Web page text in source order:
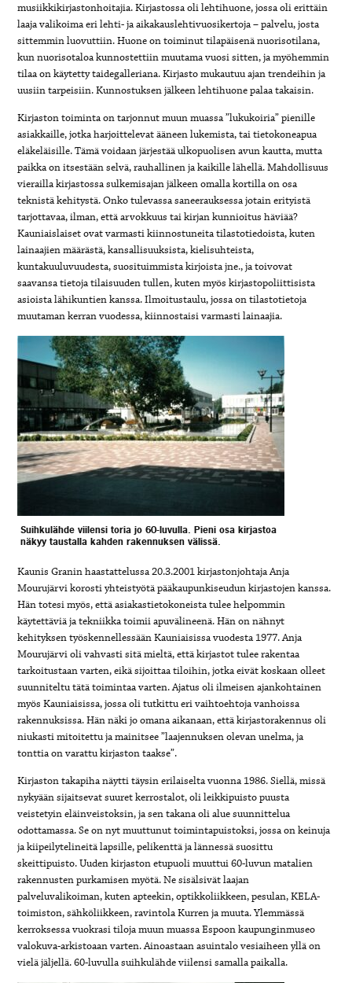
musiikkikirjastonhoitajia. Kirjastossa oli lehtihuone, jossa oli erittäin
laaja valikoima eri lehti- ja aikakauslehtivuosikertoja – palvelu, josta
sittemmin luovuttiin. Huone on toiminut tilapäisenä nuorisotilana,
kun nuorisotaloa kunnostettiin muutama vuosi sitten, ja myöhemmin
tilaa on käytetty taidegalleriana. Kirjasto mukautuu ajan trendeihin ja
uusiin tarpeisiin. Kunnostuksen jälkeen lehtihuone palaa takaisin.
Kirjaston toiminta on tarjonnut muun muassa ”lukukoiria” pienille
asiakkaille, jotka harjoittelevat ääneen lukemista, tai tietokoneapua
eläkeläisille. Tämä voidaan järjestää ulkopuolisen avun kautta, mutta
paikka on itsestään selvä, rauhallinen ja kaikille lähellä. Mahdollisuus
vierailla kirjastossa sulkemisajan jälkeen omalla kortilla on osa
teknistä kehitystä. Onko tulevassa saneerauksessa jotain erityistä
tarjottavaa, ilman, että arvokkuus tai kirjan kunnioitus häviää?
Kauniaislaiset ovat varmasti kiinnostuneita tilastotiedoista, kuten
lainaajien määrästä, kansallisuuksista, kielisuhteista,
kuntakuuluvuudesta, suosituimmista kirjoista jne., ja toivovat
saavansa tietoja tilaisuuden tullen, kuten myös kirjastopoliittisista
asioista lähikuntien kanssa. Ilmoitustaulu, jossa on tilastotietoja
muutaman kerran vuodessa, kiinnostaisi varmasti lainaajia.
Suihkulähde viilensi toria jo 60-luvulla. Pieni osa kirjastoa
näkyy taustalla kahden rakennuksen välissä.
Kaunis Granin haastattelussa 20.3.2001 kirjastonjohtaja Anja
Mourujärvi korosti yhteistyötä pääkaupunkiseudun kirjastojen kanssa.
Hän totesi myös, että asiakastietokoneista tulee helpommin
käytettäviä ja tekniikka toimii apuvälineenä. Hän on nähnyt
kehityksen työskennellessään Kauniaisissa vuodesta 1977. Anja
Mourujärvi oli vahvasti sitä mieltä, että kirjastot tulee rakentaa
tarkoitustaan varten, eikä sijoittaa tiloihin, jotka eivät koskaan olleet
suunniteltu tätä toimintaa varten. Ajatus oli ilmeisen ajankohtainen
myös Kauniaisissa, jossa oli tutkittu eri vaihtoehtoja vanhoissa
rakennuksissa. Hän näki jo omana aikanaan, että kirjastorakennus oli
niukasti mitoitettu ja mainitsee ”laajennuksen olevan unelma, ja
tonttia on varattu kirjaston taakse”.
Kirjaston takapiha näytti täysin erilaiselta vuonna 1986. Siellä, missä
nykyään sijaitsevat suuret kerrostalot, oli leikkipuisto puusta
veistetyin eläinveistoksin, ja sen takana oli alue suunnittelua
odottamassa. Se on nyt muuttunut toimintapuistoksi, jossa on keinuja
ja kiipeilytelineitä lapsille, pelikenttä ja lännessä suosittu
skeittipuisto. Uuden kirjaston etupuoli muuttui 60-luvun matalien
rakennusten purkamisen myötä. Ne sisälsivät laajan
palveluvalikoiman, kuten apteekin, optikkoliikkeen, pesulan, KELA-
toimiston, sähköliikkeen, ravintola Kurren ja muuta. Ylemmässä
kerroksessa vuokrasi tiloja muun muassa Espoon kaupunginmuseo
valokuva-arkistoaan varten. Ainoastaan asuintalo vesiaiheen yllä on
vielä jäljellä. 60-luvulla suihkulähde viilensi samalla paikalla.